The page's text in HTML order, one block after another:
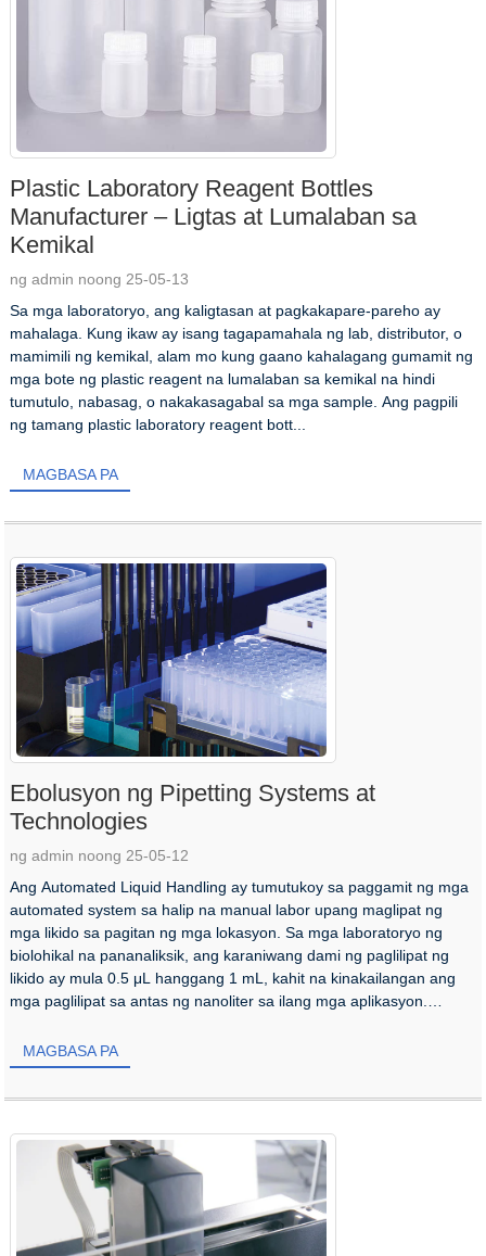
Plastic Laboratory Reagent Bottles
Manufacturer – Ligtas at Lumalaban sa
Kemikal
ng admin noong 25-05-13
Sa mga laboratoryo, ang kaligtasan at pagkakapare-pareho ay
mahalaga. Kung ikaw ay isang tagapamahala ng lab, distributor, o
mamimili ng kemikal, alam mo kung gaano kahalagang gumamit ng
mga bote ng plastic reagent na lumalaban sa kemikal na hindi
tumutulo, nabasag, o nakakasagabal sa mga sample. Ang pagpili
ng tamang plastic laboratory reagent bott...
MAGBASA PA
Ebolusyon ng Pipetting Systems at
Technologies
ng admin noong 25-05-12
Ang Automated Liquid Handling ay tumutukoy sa paggamit ng mga
automated system sa halip na manual labor upang maglipat ng
mga likido sa pagitan ng mga lokasyon. Sa mga laboratoryo ng
biolohikal na pananaliksik, ang karaniwang dami ng paglilipat ng
likido ay mula 0.5 μL hanggang 1 mL, kahit na kinakailangan ang
mga paglilipat sa antas ng nanoliter sa ilang mga aplikasyon.
MAGBASA PA